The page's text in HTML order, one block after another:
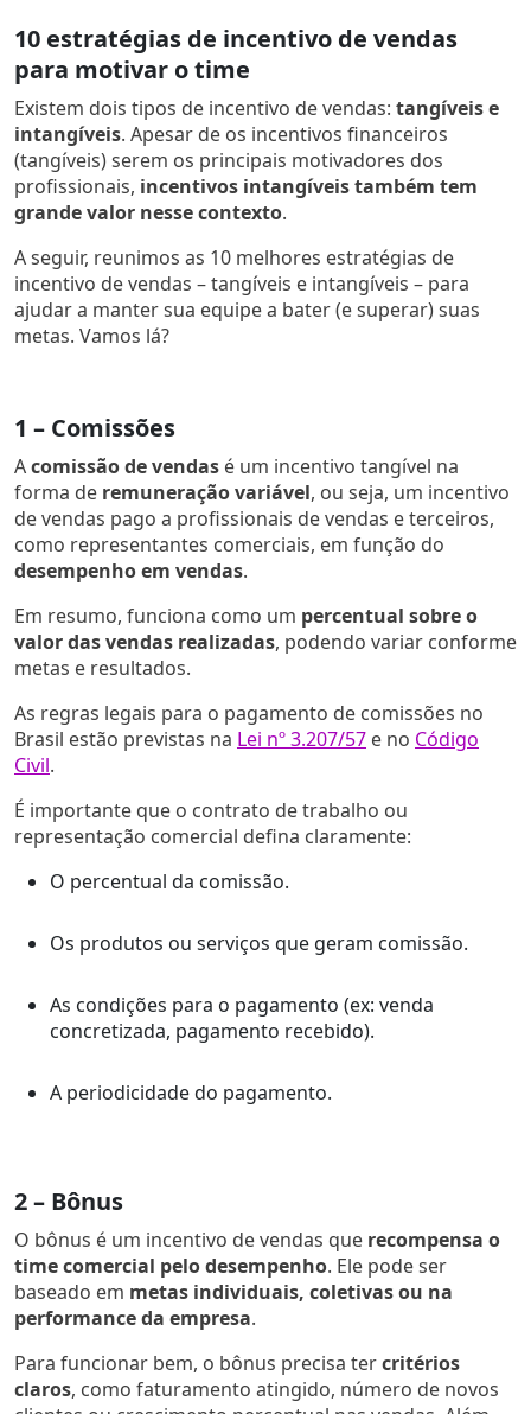
10 estratégias de incentivo de vendas
para motivar o time
Existem dois tipos de incentivo de vendas: tangíveis e
intangíveis. Apesar de os incentivos financeiros
(tangíveis) serem os principais motivadores dos
profissionais, incentivos intangíveis também tem
grande valor nesse contexto.
A seguir, reunimos as 10 melhores estratégias de
incentivo de vendas – tangíveis e intangíveis – para
ajudar a manter sua equipe a bater (e superar) suas
metas. Vamos lá?
1 – Comissões
Acomissão de vendas é um incentivo tangível na
forma de remuneração variável, ou seja, um incentivo
de vendas pago a profissionais de vendas e terceiros,
como representantes comerciais, em função do
desempenho em vendas.
Em resumo, funciona como um percentual sobre o
valor das vendas realizadas, podendo variar conforme
metas e resultados.
As regras legais para o pagamento de comissões no
Brasil estão previstas na Lei nº 3.207/57 e no Código
Civil.
É importante que o contrato de trabalho ou
representação comercial defina claramente:
O percentual da comissão.
Os produtos ou serviços que geram comissão.
As condições para o pagamento (ex: venda
concretizada, pagamento recebido).
A periodicidade do pagamento.
2 – Bônus
O bônus é um incentivo de vendas que recompensa o
time comercial pelo desempenho. Ele pode ser
baseado em metas individuais, coletivas ou na
performance da empresa.
Para funcionar bem, o bônus precisa tercritérios
claros, como faturamento atingido, número de novos